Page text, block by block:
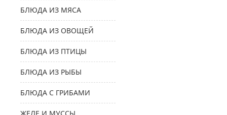
БЛЮДА ИЗ МЯСА
БЛЮДА ИЗ ОВОЩЕЙ
БЛЮДА ИЗ ПТИЦЫ
БЛЮДА ИЗ РЫБЫ
БЛЮДА С ГРИБАМИ